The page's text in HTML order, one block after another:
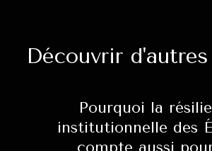
Découvrir
Pourquoi la
institutionnelle des